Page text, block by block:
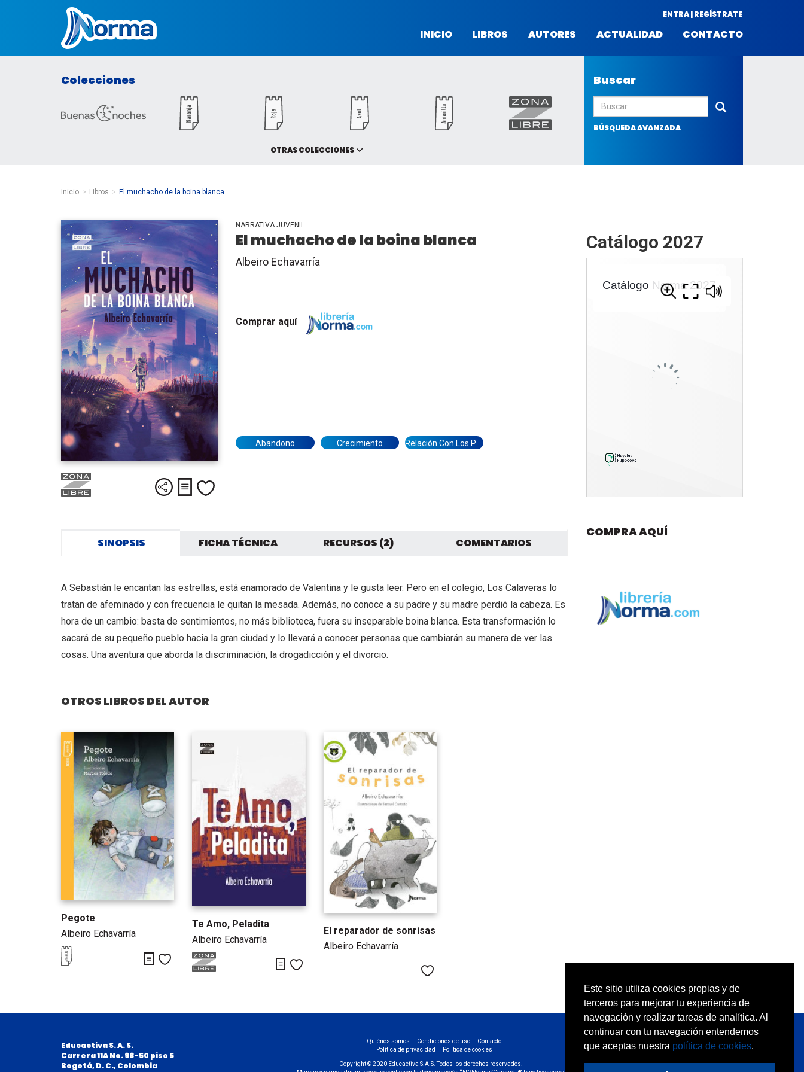
Este sitio utiliza cookies propias y de
terceros para mejorar tu experiencia de
navegación y realizar tareas de analítica. Al
continuar con tu navegación entendemos
que aceptas nuestra política de cookies.
ENTRA | REGÍSTRATE
INICIO LIBROS AUTORES ACTUALIDAD CONTACTO
Colecciones
OTRAS COLECCIONES
Buscar
BÚSQUEDA AVANZADA
Inicio Libros El muchacho de la boina blanca
CompartirDescargar y leer primeras páginas de El muchacho de la boina blanca
NARRATIVA JUVENIL
El muchacho de la boina blanca
Albeiro Echavarría
Comprar aquí
Abandono Crecimiento
SINOPSIS FICHA TÉCNICA RECURSOS (2) COMENTARIOS
A Sebastián le encantan las estrellas, está enamorado de Valentina y le gusta leer. Pero en el colegio, Los Calaveras lo
tratan de afeminado y con frecuencia le quitan la mesada. Además, no conoce a su padre y su madre perdió la cabeza. Es
hora de un cambio: basta de sentimientos, no más biblioteca, fuera su inseparable boina blanca. Esta transformación lo
sacará de su pequeño pueblo hacia la gran ciudad y lo llevará a conocer personas que cambiarán su manera de ver las
cosas. Una aventura que aborda la discriminación, la drogadicción y el divorcio.
OTROS LIBROS DEL AUTOR
Pegote
Albeiro Echavarría
Descargar y leer primeras páginas de Pegote
Me gusta
Te Amo, Peladita
Albeiro Echavarría
Descargar y leer primeras páginas de Te Amo, Peladita
Me gusta
El reparador de sonrisas
Albeiro Echavarría
Catálogo 2027
COMPRA AQUÍ
Educactiva S. A. S.
Carrera 11A No. 98-50 piso 5
Bogotá, D. C., Colombia
Quiénes somos Condiciones de uso
Contacto
Política de privacidad
Política de cookies
Copyright © 2020 Educactiva S.A.S. Todos los derechos reservados.